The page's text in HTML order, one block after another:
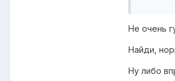
не так
не
Не очень
Найди,
Ну либо